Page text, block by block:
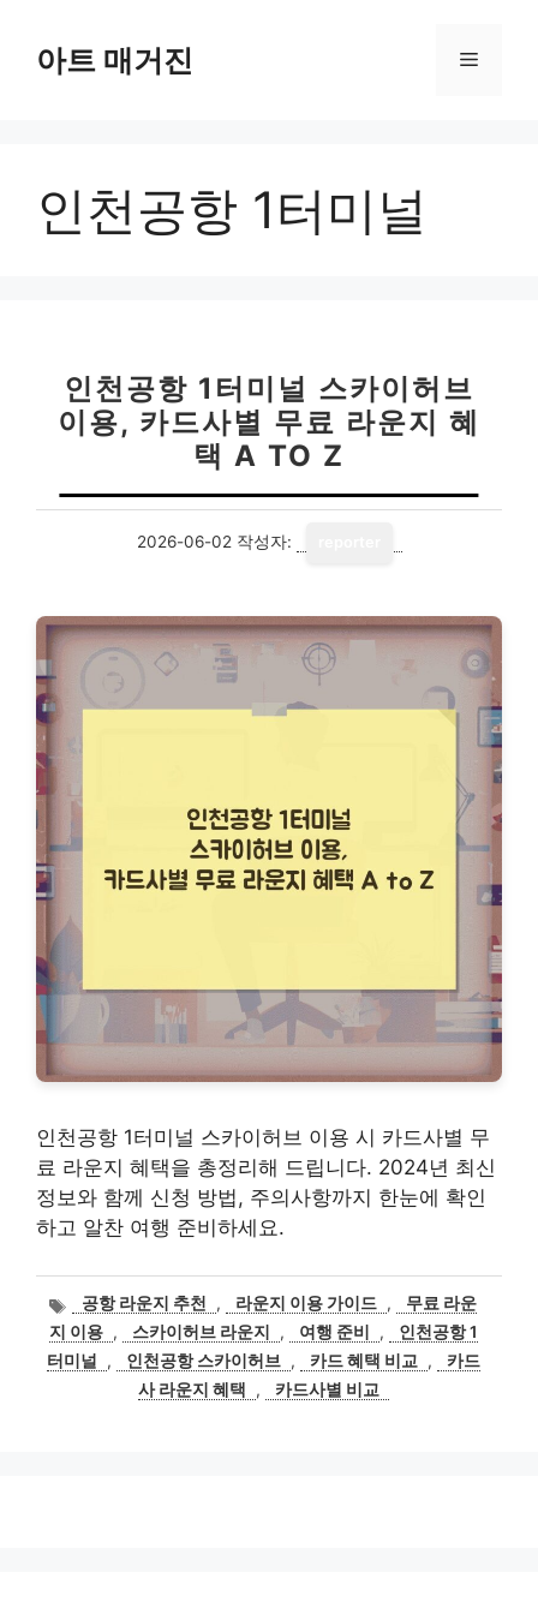
아트 매거진 메
인천공항 1터미널
인천공항 1터미널 스카이허브
이용, 카드사별 무료 라운지 혜
택 A TO Z
2026-06-02 작성자:
인천공항 1터미널 스카이허브 이용 시 카드사별 무
료 라운지 혜택을 총정리해 드립니다. 2024년 최신
정보와 함께 신청 방법, 주의사항까지 한눈에 확인
하고 알찬 여행 준비하세요.
태
그
공항 라운지 추천 , 라운지 이용 가이드 ,
무료 라운
지 이용 , 스카이허브 라운지 , 여행 준비 ,
인천공항 1
터미널
, 인천공항 스카이허브 , 카드 혜택 비교 ,
카드
사 라운지 혜택
, 카드사별 비교